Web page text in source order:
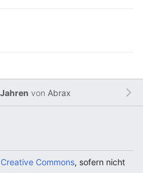
von Abrax
Creative Commons, sofern nicht